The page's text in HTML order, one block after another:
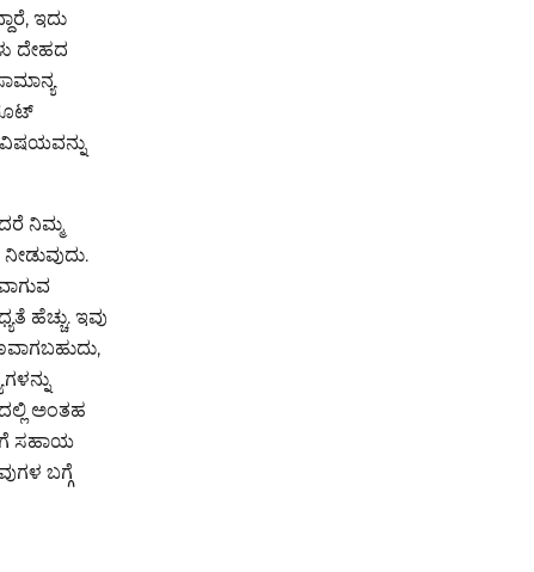
ಇದು
ದೇಹದ
ನಿಮ್ಮ
ಹೆಚ್ಚು. ಇವು
ಅಂತಹ
ಸಹಾಯ
ಬಗ್ಗೆ